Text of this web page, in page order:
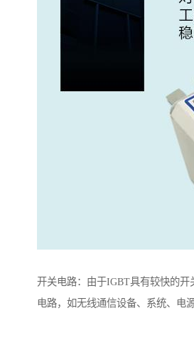
开关电路：由于IGBT具有较快的开
电路，如无线通信设备、系统、电源